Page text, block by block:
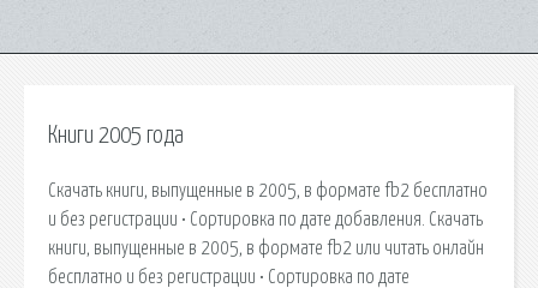
Книги 2005 года
Скачать книги, выпущенные в 2005, в формате fb2 бесплатно
и без регистрации • Сортировка по дате добавления. Скачать
книги, выпущенные в 2005, в формате fb2 или читать онлайн
бесплатно и без регистрации • Сортировка по дате